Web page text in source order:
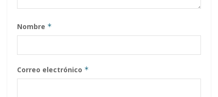
Nombre *
Correo electrónico *